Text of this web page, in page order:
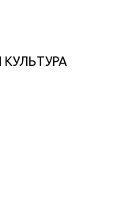
КУЛЬТУРА